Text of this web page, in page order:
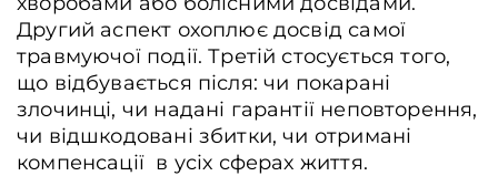
Другий аспект охоплює досвід самої
травмуючої події. Третій стосується того,
що відбувається після: чи покарані
злочинці, чи надані гарантії неповторення,
чи відшкодовані збитки, чи отримані
компенсації в усіх сферах життя.